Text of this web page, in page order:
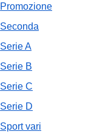
Promozione
Seconda
Serie A
Serie B
Serie C
Serie D
Sport vari